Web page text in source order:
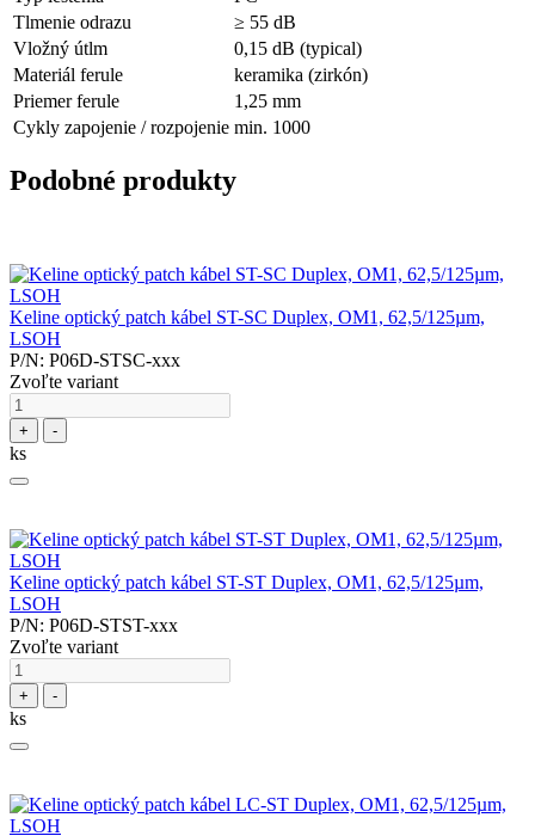
Tlmenie odrazu
≥ 55 dB
Vložný útlm
0,15 dB (typical)
Materiál ferule
keramika (zirkón)
Priemer ferule
1,25 mm
Cykly zapojenie / rozpojenie min. 1000
Podobné produkty
Keline optický patch kábel ST-SC Duplex, OM1, 62,5/125µm,
LSOH
P/N: P06D-STSC-xxx
Zvoľte variant
+ -
ks
Keline optický patch kábel ST-ST Duplex, OM1, 62,5/125µm,
LSOH
P/N: P06D-STST-xxx
Zvoľte variant
+ -
ks